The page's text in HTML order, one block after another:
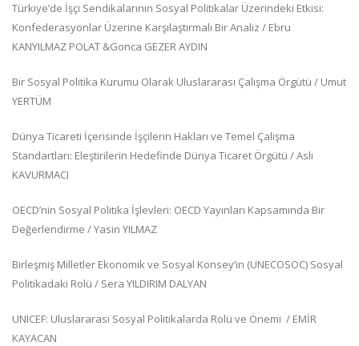
Türkiye’de İşçi Sendikalarının Sosyal Politikalar Üzerindeki Etkisi:
Konfederasyonlar Üzerine Karşılaştırmalı Bir Analiz / Ebru
KANYILMAZ POLAT &Gonca GEZER AYDIN
Bir Sosyal Politika Kurumu Olarak Uluslararası Çalışma Örgütü / Umut
YERTÜM
Dünya Ticareti İçerisinde İşçilerin Hakları ve Temel Çalışma
Standartları: Eleştirilerin Hedefinde Dünya Ticaret Örgütü / Aslı
KAVURMACI
OECD’nin Sosyal Politika İşlevleri: OECD Yayınları Kapsamında Bir
Değerlendirme / Yasin YILMAZ
Birleşmiş Milletler Ekonomik ve Sosyal Konsey’in (UNECOSOC) Sosyal
Politikadaki Rolü / Sera YILDIRIM DALYAN
UNICEF: Uluslararası Sosyal Politikalarda Rolü ve Önemi / EMİR
KAYACAN